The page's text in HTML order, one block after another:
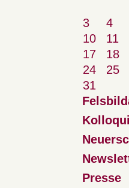
3
4
10
11
17
18
24
25
31
Presse